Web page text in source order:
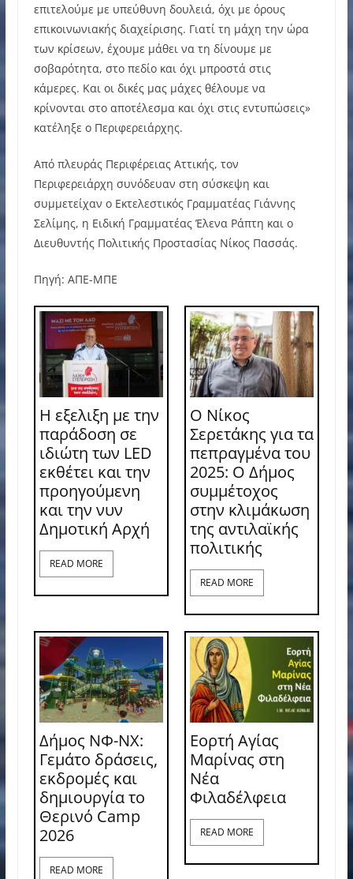
επιτελούμε με υπεύθυνη δουλειά, όχι με όρους
επικοινωνιακής διαχείρισης. Γιατί τη μάχη την ώρα
των κρίσεων, έχουμε μάθει να τη δίνουμε με
σοβαρότητα, στο πεδίο και όχι μπροστά στις
κάμερες. Και οι δικές μας μάχες θέλουμε να
κρίνονται στο αποτέλεσμα και όχι στις εντυπώσεις»
κατέληξε ο Περιφερειάρχης.
Από πλευράς Περιφέρειας Αττικής, τον
Περιφερειάρχη συνόδευαν στη σύσκεψη και
συμμετείχαν ο Εκτελεστικός Γραμματέας Γιάννης
Σελίμης, η Ειδική Γραμματέας Έλενα Ράπτη και ο
Διευθυντής Πολιτικής Προστασίας Νίκος Πασσάς.
Πηγή: ΑΠΕ-ΜΠΕ
Η εξελιξη με την
παράδοση σε
ιδιώτη των LED
εκθέτει και την
προηγούμενη
και την νυν
Δημοτική Αρχή
READ MORE
Ο Νίκος
Σερετάκης για τα
πεπραγμένα του
2025: Ο Δήμος
συμμέτοχος
στην κλιμάκωση
της αντιλαϊκής
πολιτικής
READ MORE
Δήμος ΝΦ-ΝΧ:
Γεμάτο δράσεις,
εκδρομές και
δημιουργία το
Θερινό Camp
2026
READ MORE
Εορτή Αγίας
Μαρίνας στη
Νέα
Φιλαδέλφεια
READ MORE